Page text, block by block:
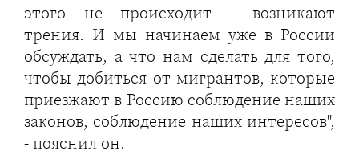
этого не происходит - возникают
трения. И мы начинаем уже в России
обсуждать, а что нам сделать для того,
чтобы добиться от мигрантов, которые
приезжают в Россию соблюдение наших
законов, соблюдение наших интересов",
- пояснил он.